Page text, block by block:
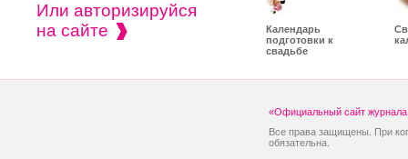
Или авторизируйся
на сайте
Календарь
подготовки к
свадьбе
«Официальный сайт журнала
Все права защищены. При
обязательна.